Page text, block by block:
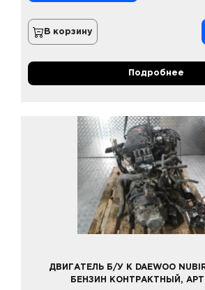
В корзину
Подробнее
ДВИГАТЕЛЬ Б/У К DAEWOO
БЕНЗИН КОНТРАКТНЫЙ,